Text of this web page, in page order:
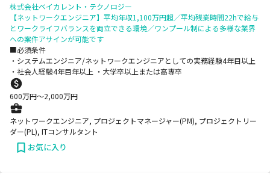
株式会社ベイカレント・テクノロジー
【ネットワークエンジニア】平均年収1,100万円超／平均残業時間22hで給与
とワークライフバランスを両立できる環境／ワンプール制による多様な業界
への案件アサインが可能です
■必須条件
・システムエンジニア/ネットワークエンジニアとしての実務経験4年目以上
・社会人経験4年目年以上 ・大学卒以上または高専卒
600万円〜2,000万円
ネットワークエンジニア, プロジェクトマネージャー(PM), プロジェクトリー
ダー(PL), ITコンサルタント
お気に入り